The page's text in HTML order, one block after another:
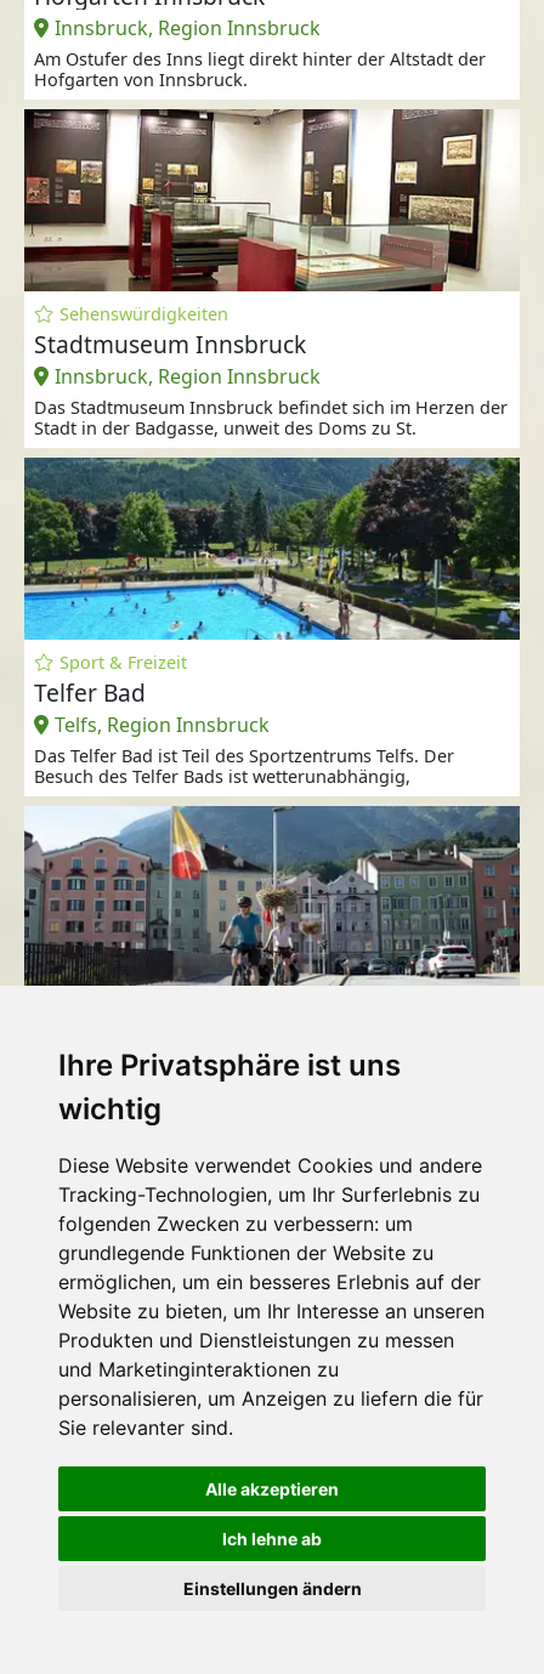
Ihre Privatsphäre ist uns
wichtig
Diese Website verwendet Cookies und andere
Tracking-Technologien, um Ihr Surferlebnis zu
folgenden Zwecken zu verbessern: um
grundlegende Funktionen der Website zu
ermöglichen, um ein besseres Erlebnis auf der
Website zu bieten, um Ihr Interesse an unseren
Produkten und Dienstleistungen zu messen
und Marketinginteraktionen zu
personalisieren, um Anzeigen zu liefern die für
Sie relevanter sind.
Alle akzeptieren
Ich lehne ab
Einstellungen ändern
Innsbruck, Region Innsbruck
Am Ostufer des Inns liegt direkt hinter der Altstadt der
Hofgarten von Innsbruck.
Sehenswürdigkeiten
Stadtmuseum Innsbruck
Innsbruck, Region Innsbruck
Das Stadtmuseum Innsbruck befindet sich im Herzen der
Stadt in der Badgasse, unweit des Doms zu St.
Sport & Freizeit
Telfer Bad
Telfs, Region Innsbruck
Das Telfer Bad ist Teil des Sportzentrums Telfs. Der
Besuch des Telfer Bads ist wetterunabhängig,
Innsbruck, Region Innsbruck
520 Kilometer reinstes Radvergnügen warten entlang des
Innradweges.
Natur
Hafelekar
Innsbruck, Region Innsbruck